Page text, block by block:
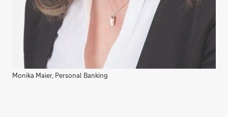
Monika Maier, Personal Banking